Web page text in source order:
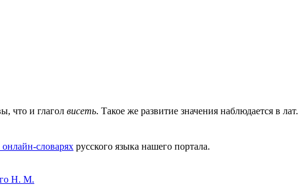
что и глагол висеть. Такое же развитие значения наблюдается в лат.
словарях русского языка нашего портала.
Н. М.